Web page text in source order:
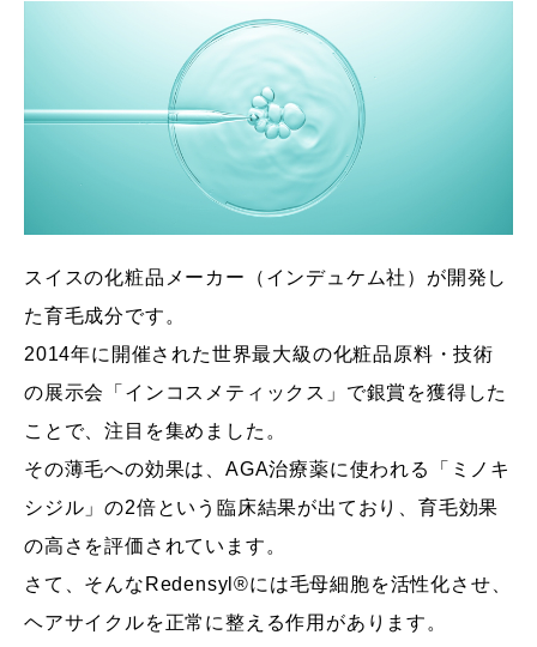
スイスの化粧品メーカー（インデュケム社）が開発し
た育毛成分です。
2014年に開催された世界最大級の化粧品原料・技術
の展示会「インコスメティックス」で銀賞を獲得した
ことで、注目を集めました。
その薄毛への効果は、AGA治療薬に使われる「ミノキ
シジル」の2倍という臨床結果が出ており、育毛効果
の高さを評価されています。
さて、そんなRedensyl®には毛母細胞を活性化させ、
ヘアサイクルを正常に整える作用があります。